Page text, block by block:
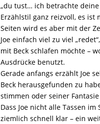
„du tust… ich betrachte
Erzählstil ganz reizvoll, es ist
Seiten wird es aber mit der
Joe einfach viel zu viel
mit Beck schlafen möchte –
Ausdrücke benutzt.
Gerade anfangs erzählt Joe
Beck herausgefunden zu
stimmen oder seiner
Dass Joe nicht alle Tassen
ziemlich schnell klar – ein